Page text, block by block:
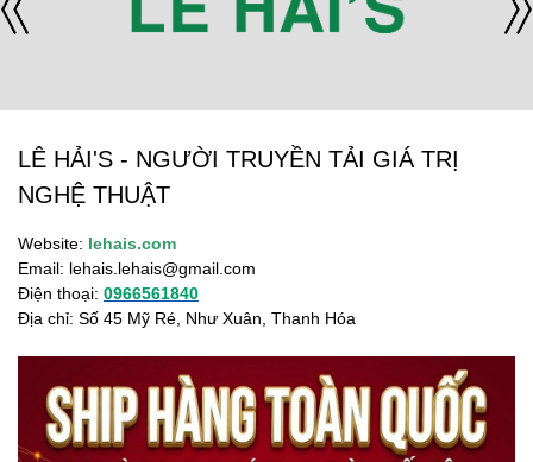
LÊ HẢI'S - NGƯỜI TRUYỀN TẢI GIÁ TRỊ
NGHỆ THUẬT
Website: lehais.com
Email: lehais.lehais@gmail.com
Điện thoại: 0966561840
Địa chỉ: Số 45 Mỹ Ré, Như Xuân, Thanh Hóa